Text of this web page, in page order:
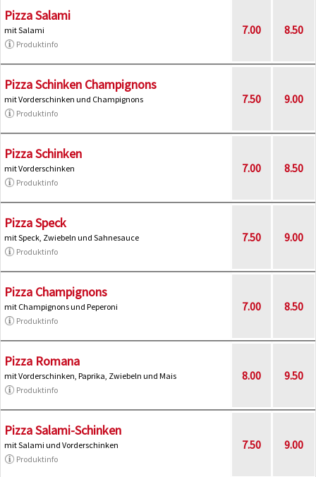
Pizza Salami
mit Salami
Produktinfo
7.00 8.50
Pizza Schinken Champignons
mit Vorderschinken und Champignons
Produktinfo
7.50 9.00
Pizza Schinken
mit Vorderschinken
Produktinfo
7.00 8.50
Pizza Speck
mit Speck, Zwiebeln und Sahnesauce
Produktinfo
7.50 9.00
Pizza Champignons
mit Champignons und Peperoni
Produktinfo
7.00 8.50
Pizza Romana
mit Vorderschinken, Paprika, Zwiebeln und Mais
Produktinfo
8.00 9.50
Pizza Salami-Schinken
mit Salami und Vorderschinken
Produktinfo
7.50 9.00